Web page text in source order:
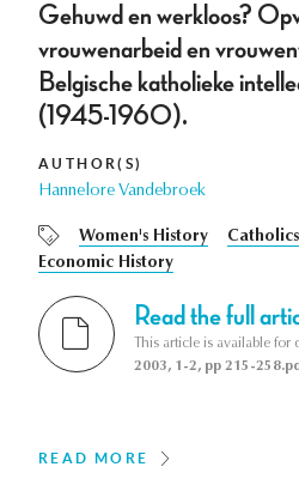
Gehuwd en werkloos?
vrouwenarbeid en
Belgische katholieke
(1945-1960).
AUTHOR(S)
Hannelore Vandebroek
Women's History Catholics
Economic History
Read the full
This article is available
2003, 1-2, pp 215-
READ MORE